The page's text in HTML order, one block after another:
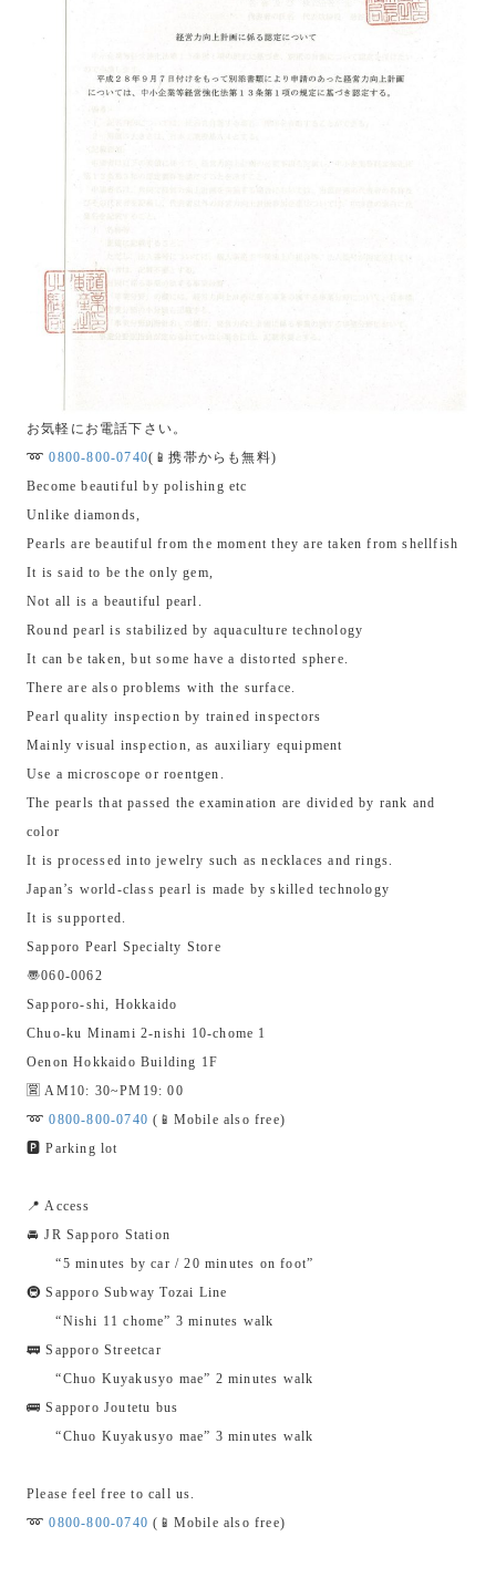
お気軽にお電話下さい。
➿0800-800-0740(📱携帯からも無料)
Become beautiful by polishing etc
Unlike diamonds,
Pearls are beautiful from the moment they are taken from shellfish
It is said to be the only gem,
Not all is a beautiful pearl.
Round pearl is stabilized by aquaculture technology
It can be taken, but some have a distorted sphere.
There are also problems with the surface.
Pearl quality inspection by trained inspectors
Mainly visual inspection, as auxiliary equipment
Use a microscope or roentgen.
The pearls that passed the examination are divided by rank and
color
It is processed into jewelry such as necklaces and rings.
Japan’s world-class pearl is made by skilled technology
It is supported.
Sapporo Pearl Specialty Store
〠060-0062
Sapporo-shi, Hokkaido
Chuo-ku Minami 2-nishi 10-chome 1
Oenon Hokkaido Building 1F
🈺 AM10: 30~PM19: 00
➿0800-800-0740 (📱Mobile also free)
🅿️ Parking lot
📍 Access
🚘 JR Sapporo Station
“5 minutes by car / 20 minutes on foot”
🚇 Sapporo Subway Tozai Line
“Nishi 11 chome” 3 minutes walk
🚃 Sapporo Streetcar
“Chuo Kuyakusyo mae” 2 minutes walk
🚌 Sapporo Joutetu bus
“Chuo Kuyakusyo mae” 3 minutes walk
Please feel free to call us.
➿0800-800-0740 (📱Mobile also free)